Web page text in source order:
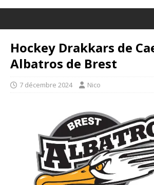
Hockey Drakkars de
Albatros de Brest
7 décembre 2024 Nico